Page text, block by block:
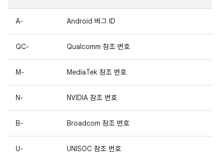
A- Android 버그 ID
QC- Qualcomm 참조 번호
M- MediaTek 참조 번호
N- NVIDIA 참조 번호
B- Broadcom 참조 번호
U- UNISOC 참조 번호